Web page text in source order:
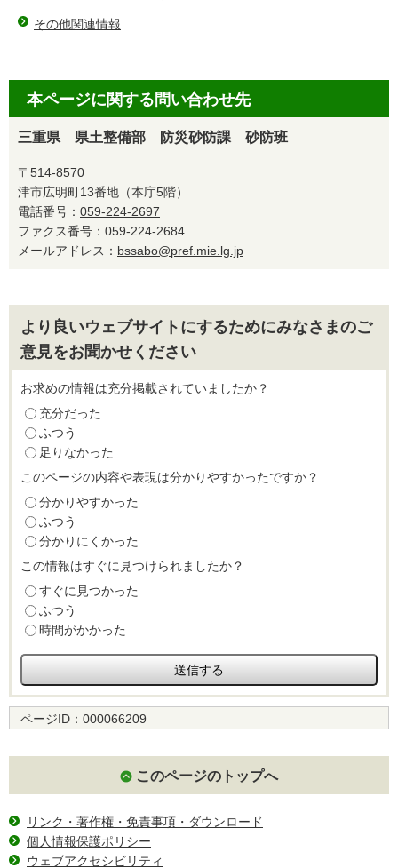
その他関連情報
本ページに関する問い合わせ先
三重県 県土整備部 防災砂防課 砂防班
〒514-8570
津市広明町13番地（本庁5階）
電話番号： 059-224-2697
ファクス番号：059-224-2684
メールアドレス： bssabo@pref.mie.lg.jp
より良いウェブサイトにするためにみなさまのご
意見をお聞かせください
お求めの情報は充分掲載されていましたか？
充分だった
ふつう
足りなかった
このページの内容や表現は分かりやすかったですか？
分かりやすかった
ふつう
分かりにくかった
この情報はすぐに見つけられましたか？
すぐに見つかった
ふつう
時間がかかった
ページID： 000066209
このページのトップへ
リンク・著作権・免責事項・ダウンロード
個人情報保護ポリシー
ウェブアクセシビリティ